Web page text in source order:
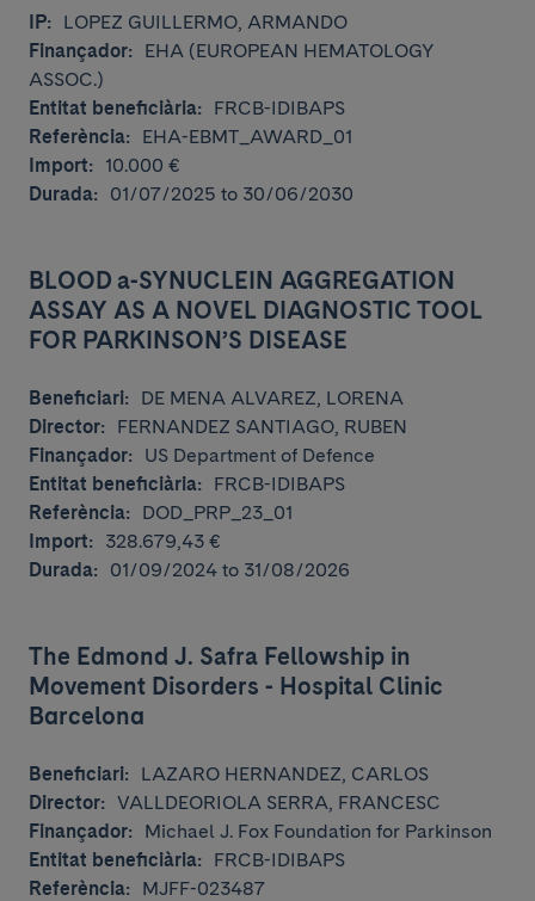
IP:
LOPEZ GUILLERMO, ARMANDO
Finançador:
EHA (EUROPEAN HEMATOLOGY
ASSOC.)
Entitat beneficiària:
FRCB-IDIBAPS
Referència:
EHA-EBMT_AWARD_01
Import:
10.000 €
Durada:
01/07/2025 to 30/06/2030
BLOOD a-SYNUCLEIN AGGREGATION
ASSAY AS A NOVEL DIAGNOSTIC TOOL
FOR PARKINSON’S DISEASE
Beneficiari:
DE MENA ALVAREZ, LORENA
Director:
FERNANDEZ SANTIAGO, RUBEN
Finançador:
US Department of Defence
Entitat beneficiària:
FRCB-IDIBAPS
Referència:
DOD_PRP_23_01
Import:
328.679,43 €
Durada:
01/09/2024 to 31/08/2026
The Edmond J. Safra Fellowship in
Movement Disorders - Hospital Clinic
Barcelona
Beneficiari:
LAZARO HERNANDEZ, CARLOS
Director: VALLDEORIOLA SERRA, FRANCESC
Finançador:
Michael J. Fox Foundation for Parkinson
Entitat beneficiària:
FRCB-IDIBAPS
Referència:
MJFF-023487